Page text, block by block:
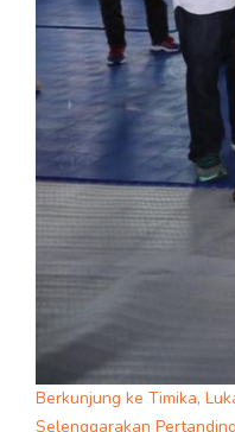
Berkunjung ke Timika,
Selenggarakan